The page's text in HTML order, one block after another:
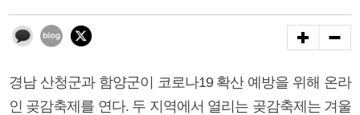
경남 산청군과 함양군이 코로나19 확산 예방을 위해 온라
인 곶감축제를 연다. 두 지역에서 열리는 곶감축제는 겨울